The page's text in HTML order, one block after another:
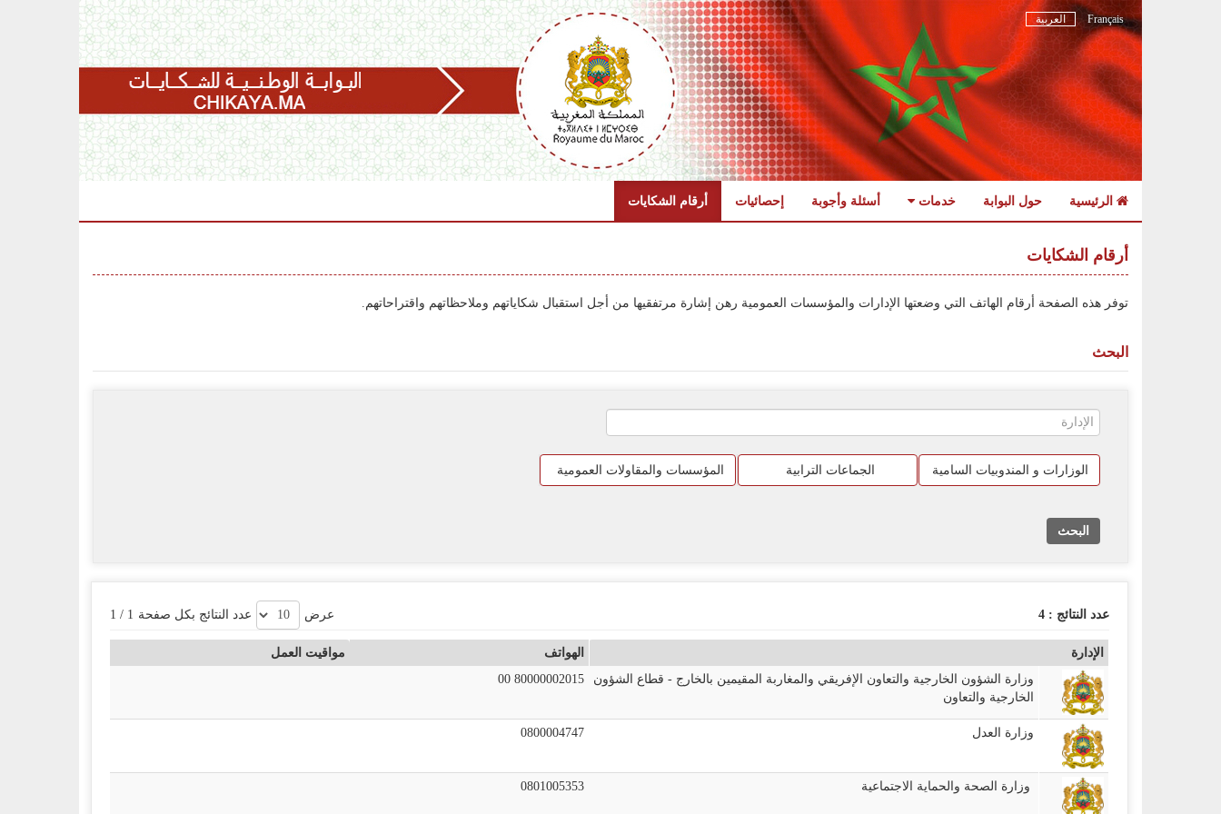
Français العربية
الرئيسية حول البوابة خدمات أسئلة وأجوبة إحصائيات أرقام الشكايات
navigation
أرقام الشكايات
توفر هذه الصفحة أرقام الهاتف التي وضعتها الإدارات والمؤسسات العمومية رهن إشارة مرتفقيها من أجل استقبال شكاياتهم وملاحظاتهم واقتراحاتهم.
البحث
الوزارات و المندوبيات السامية الجماعات الترابية المؤسسات والمقاولات العمومية
البحث
عدد النتائج : 4 عرض عدد النتائج بكل صفحة 1
/
1
الإدارة الهواتف
مواقيت العمل
وزارة الشؤون الخارجية والتعاون الإفريقي والمغاربة المقيمين بالخارج - قطاع الشؤون
الخارجية والتعاون
00 80000002015
وزارة العدل 0800004747
وزارة الصحة والحماية الاجتماعية 0801005353